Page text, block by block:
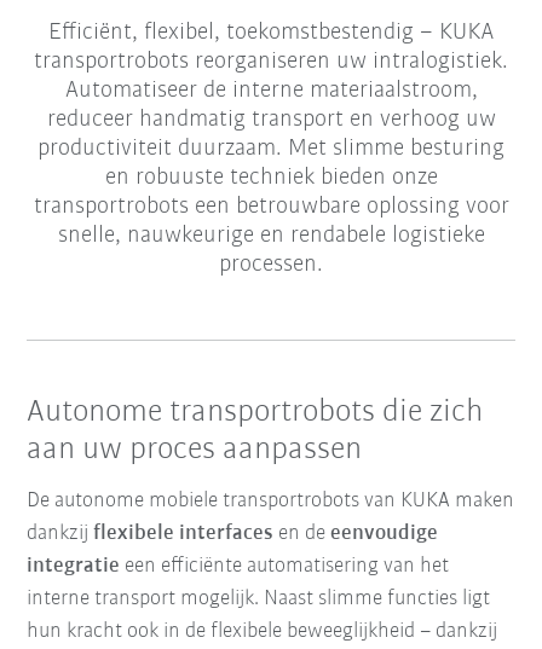
Efficiënt, flexibel, toekomstbestendig – KUKA
transportrobots reorganiseren uw intralogistiek.
Automatiseer de interne materiaalstroom,
reduceer handmatig transport en verhoog uw
productiviteit duurzaam. Met slimme besturing
en robuuste techniek bieden onze
transportrobots een betrouwbare oplossing voor
snelle, nauwkeurige en rendabele logistieke
processen.
Autonome transportrobots die zich
aan uw proces aanpassen
De autonome mobiele transportrobots van KUKA maken
dankzijflexibele interfaces en deeenvoudige
integratie een efficiënte automatisering van het
interne transport mogelijk. Naast slimme functies ligt
hun kracht ook in de flexibele beweeglijkheid – dankzij